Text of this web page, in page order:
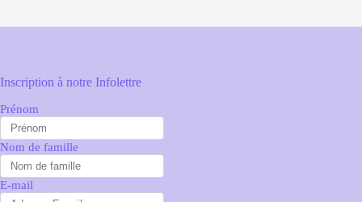
Inscription à notre Infolettre
Prénom
Nom de famille
E-mail